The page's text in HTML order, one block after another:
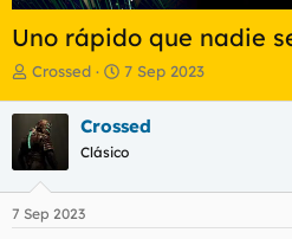
Uno rápido que nadie
I
i
c
i
a
d
o
Crossed
F
h
a
e
7 Sep 2023
Crossed
Clásico
7 Sep 2023